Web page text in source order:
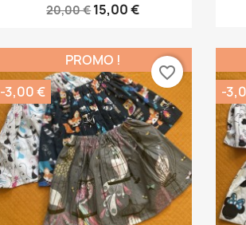
20,00 €15,00 €
PROMO !
-3,00 €
favorite_border
-